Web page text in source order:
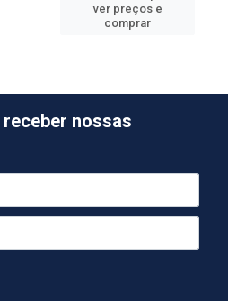
ver preços e
comprar
nossas